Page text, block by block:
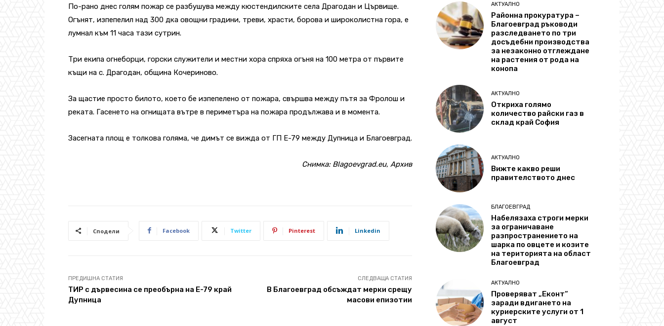
По-рано днес голям пожар се разбушува между кюстендилските села Драгодан и Цървище.
Огънят, изпепелил над 300 дка овощни градини, треви, храсти, борова и широколистна гора, е
лумнал към 11 часа тази сутрин.
Три екипа огнеборци, горски служители и местни хора спряха огъня на 100 метра от първите
къщи на с. Драгодан, община Кочериново.
За щастие просто билото, което бе изпепелено от пожара, свършва между пътя за Фролош и
реката. Гасенето на огнищата вътре в периметъра на пожара продължава и в момента.
Засегната площ е толкова голяма, че димът се вижда от ГП Е-79 между Дупница и Благоевград.
Снимка: Blagoevgrad.eu, Архив
Сподели Facebook Twitter Pinterest Linkedin
ПРЕДИШНА СТАТИЯ
ТИР с дървесина се преобърна на Е-79 край
Дупница
СЛЕДВАЩА СТАТИЯ
В Благоевград обсъждат мерки срещу
масови епизотии
АКТУАЛНО
Районна прокуратура –
Благоевград ръководи
разследването по три
досъдебни производства
за незаконно отглеждане
на растения от рода на
конопа
АКТУАЛНО
Откриха голямо
количество райски газ в
склад край София
АКТУАЛНО
Вижте какво реши
правителството днес
БЛАГОЕВГРАД
Набелязаха строги мерки
за ограничаване
разпространението на
шарка по овцете и козите
на територията на област
Благоевград
АКТУАЛНО
Проверяват „Еконт“
заради вдигането на
куриерските услуги от 1
август